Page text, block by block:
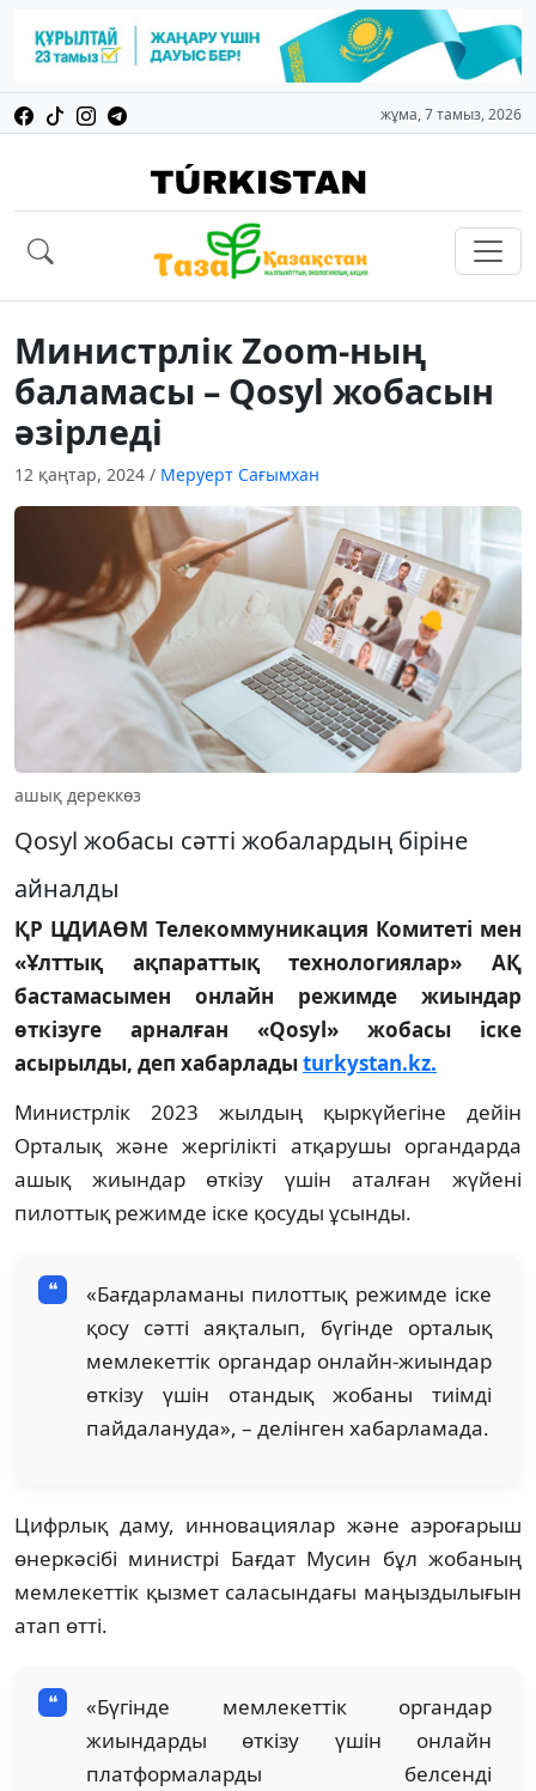
жұма, 7 тамыз, 2026
Министрлік Zoom-ның
баламасы – Qosyl жобасын
әзірледі
12 қаңтар, 2024 / Меруерт Сағымхан
ашық дереккөз
Qosyl жобасы сәтті жобалардың біріне
айналды
ҚР ЦДИАӨМ Телекоммуникация Комитеті мен
«Ұлттық ақпараттық технологиялар» АҚ
бастамасымен онлайн режимде жиындар
өткізуге арналған «Qosyl» жобасы іске
асырылды, деп хабарладыturkystan.kz.
Министрлік 2023 жылдың қыркүйегіне дейін
Орталық және жергілікті атқарушы органдарда
ашық жиындар өткізу үшін аталған жүйені
пилоттық режимде іске қосуды ұсынды.
«Бағдарламаны пилоттық режимде іске
қосу сәтті аяқталып, бүгінде орталық
мемлекеттік органдар онлайн-жиындар
өткізу үшін отандық жобаны тиімді
пайдалануда», – делінген хабарламада.
Цифрлық даму, инновациялар және аэроғарыш
өнеркәсібі министрі Бағдат Мусин бұл жобаның
мемлекеттік қызмет саласындағы маңыздылығын
атап өтті.
«Бүгінде мемлекеттік органдар
жиындарды өткізу үшін онлайн
платформаларды белсенді